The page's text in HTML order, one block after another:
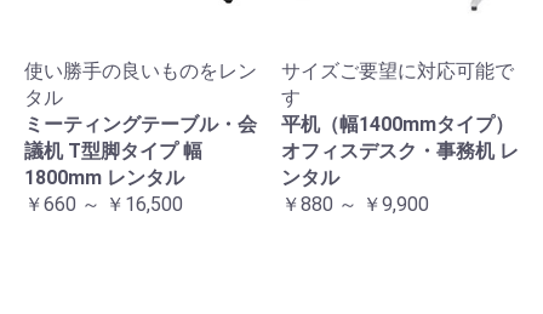
使い勝手の良いものをレン
タル
ミーティングテーブル・会
議机 T型脚タイプ 幅
1800mm レンタル
￥660 ～ ￥16,500
サイズご要望に対応可能で
す
平机（幅1400mmタイプ）
オフィスデスク・事務机 レ
ンタル
￥880 ～ ￥9,900